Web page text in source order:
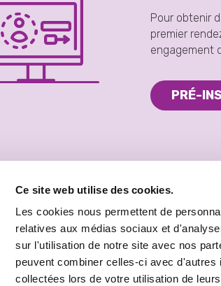
Ce site web utilise des cookies.
Les cookies nous permettent de
relatives aux médias sociaux et
sur l'utilisation de notre site avec nos
peuvent combiner celles-ci avec
collectées lors de votre utilisation de
Pour obtenir
premier
engagement
PRÉ-